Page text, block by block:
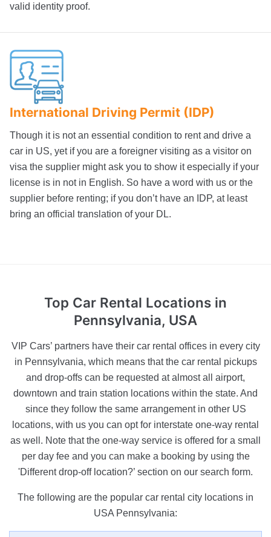
valid identity proof.
International Driving Permit (IDP)
Though it is not an essential condition to rent and drive a
car in US, yet if you are a foreigner visiting as a visitor on
visa the supplier might ask you to show it especially if your
license is in not in English. So have a word with us or the
supplier before renting; if you don’t have an IDP, at least
bring an official translation of your DL.
Top Car Rental Locations in
Pennsylvania, USA
VIP Cars’ partners have their car rental offices in every city
in Pennsylvania, which means that the car rental pickups
and drop-offs can be requested at almost all airport,
downtown and train station locations within the state. And
since they follow the same arrangement in other US
locations, with us you can opt for interstate one-way rental
as well. Note that the one-way service is offered for a small
per day fee and you can make a booking by using the
'Different drop-off location?’ section on our search form.
The following are the popular car rental city locations in
USA Pennsylvania: